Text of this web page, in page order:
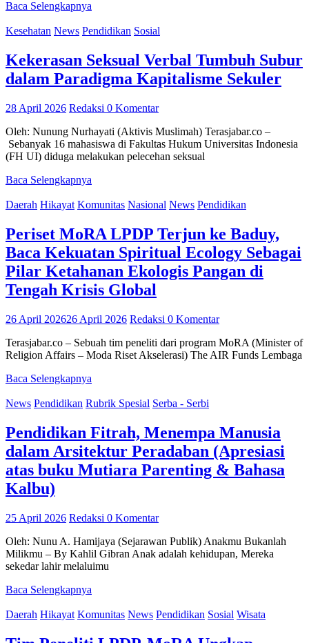
Baca Selengkapnya
Kesehatan News Pendidikan Sosial
Kekerasan Seksual Verbal Tumbuh Subur
dalam Paradigma Kapitalisme Sekuler
28 April 2026 Redaksi 0 Komentar
Oleh: Nunung Nurhayati (Aktivis Muslimah) Terasjabar.co –
Sebanyak 16 mahasiswa di Fakultas Hukum Universitas Indonesia
(FH UI) diduga melakukan pelecehan seksual
Baca Selengkapnya
Daerah Hikayat Komunitas Nasional News Pendidikan
Periset MoRA LPDP Terjun ke Baduy,
Baca Kekuatan Spiritual Ecology Sebagai
Pilar Ketahanan Ekologis Pangan di
Tengah Krisis Global
26 April 202626 April 2026 Redaksi 0 Komentar
Terasjabar.co – Sebuah tim peneliti dari program MoRA (Minister of
Religion Affairs – Moda Riset Akselerasi) The AIR Funds Lembaga
Baca Selengkapnya
News Pendidikan Rubrik Spesial Serba - Serbi
Pendidikan Fitrah, Menempa Manusia
dalam Arsitektur Peradaban (Apresiasi
atas buku Mutiara Parenting & Bahasa
Kalbu)
25 April 2026 Redaksi 0 Komentar
​Oleh: Nunu A. Hamijaya (Sejarawan Publik) Anakmu Bukanlah
Milikmu – By Kahlil Gibran Anak adalah kehidupan, Mereka
sekedar lahir melaluimu
Baca Selengkapnya
Daerah Hikayat Komunitas News Pendidikan Sosial Wisata